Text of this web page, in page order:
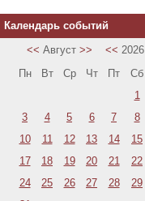
Календарь событий
<< Август >> << 2026
Пн
Вт Ср Чт Пт Сб
1
3
4 5 6 7 8
10
11 12 13 14 15
17
18 19 20 21 22
24
25 26 27 28 29